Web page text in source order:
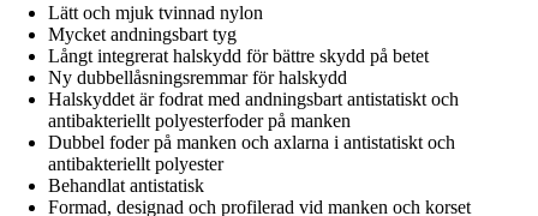
Lätt och mjuk tvinnad nylon
Mycket andningsbart tyg
Långt integrerat halskydd för bättre skydd på betet
Ny dubbellåsningsremmar för halskydd
Halskyddet är fodrat med andningsbart antistatiskt och
antibakteriellt polyesterfoder på manken
Dubbel foder på manken och axlarna i antistatiskt och
antibakteriellt polyester
Behandlat antistatisk
Formad, designad och profilerad vid manken och korset